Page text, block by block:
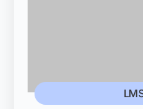
Baca Selengkapnya